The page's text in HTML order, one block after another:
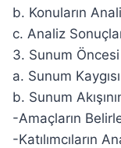
b. Konuların
c. Analiz
3. Sunum Öncesi
a. Sunum
b. Sunum
-Amaçların
-Katılımcıların